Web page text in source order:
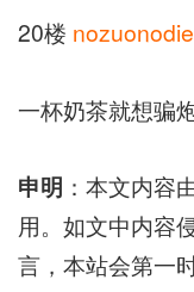
20楼 nozuonodie
一杯奶茶就想骗
申明 ：本文内容
用。如文中内容
言，本站会第一